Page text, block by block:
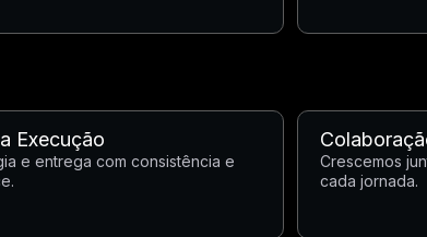
Execução
e entrega com consistência e
Crescemos
cada jornada.